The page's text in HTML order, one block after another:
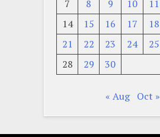
7
8 9 10 11
14
15 16 17 18
21
22 23 24 25
28
29 30
« Aug Oct »